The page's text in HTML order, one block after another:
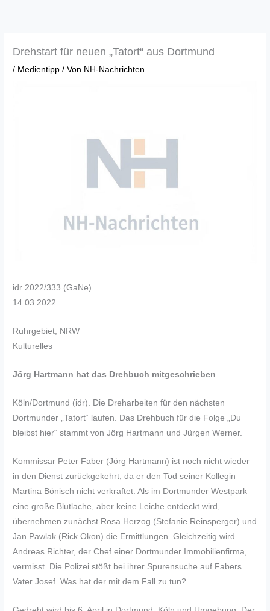
Drehstart für neuen „Tatort“ aus Dortmund
/ Medientipp / Von NH-Nachrichten
idr 2022/333 (GaNe)
14.03.2022
Ruhrgebiet, NRW
Kulturelles
Jörg Hartmann hat das Drehbuch mitgeschrieben
Köln/Dortmund (idr). Die Dreharbeiten für den nächsten
Dortmunder „Tatort“ laufen. Das Drehbuch für die Folge „Du
bleibst hier“ stammt von Jörg Hartmann und Jürgen Werner.
Kommissar Peter Faber (Jörg Hartmann) ist noch nicht wieder
in den Dienst zurückgekehrt, da er den Tod seiner Kollegin
Martina Bönisch nicht verkraftet. Als im Dortmunder Westpark
eine große Blutlache, aber keine Leiche entdeckt wird,
übernehmen zunächst Rosa Herzog (Stefanie Reinsperger) und
Jan Pawlak (Rick Okon) die Ermittlungen. Gleichzeitig wird
Andreas Richter, der Chef einer Dortmunder Immobilienfirma,
vermisst. Die Polizei stößt bei ihrer Spurensuche auf Fabers
Vater Josef. Was hat der mit dem Fall zu tun?